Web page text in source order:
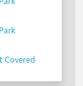
Covered